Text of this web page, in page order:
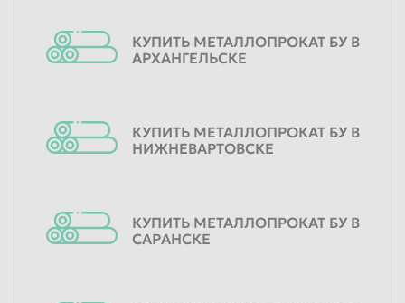
КУПИТЬ МЕТАЛЛОПРОКАТ БУ В
АРХАНГЕЛЬСКЕ
КУПИТЬ МЕТАЛЛОПРОКАТ БУ В
НИЖНЕВАРТОВСКЕ
КУПИТЬ МЕТАЛЛОПРОКАТ БУ В
САРАНСКЕ